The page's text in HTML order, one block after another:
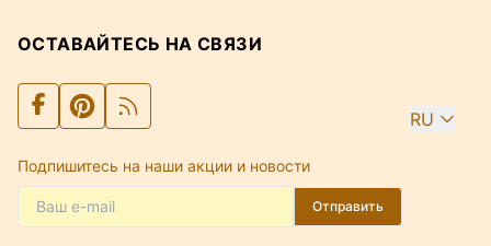
ОСТАВАЙТЕСЬ НА СВЯЗИ
RU
Подпишитесь на наши акции и новости
Отправить